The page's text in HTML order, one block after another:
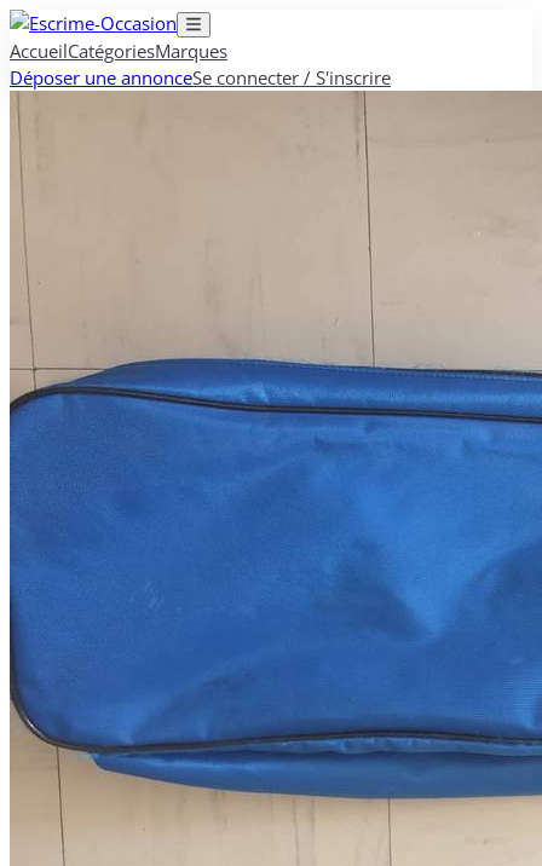
AccueilCatégoriesMarques
Déposer une annonceSe connecter / S'inscrire